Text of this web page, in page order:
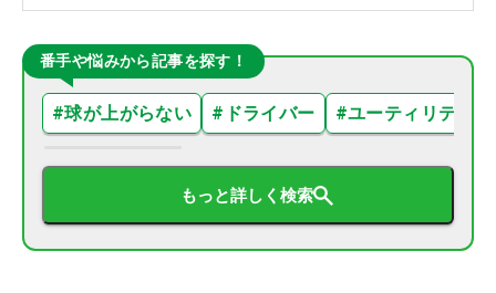
番手や悩みから記事を探す！
#球が上がらない # ドライバー #ユーティリティ
もっと詳しく検索